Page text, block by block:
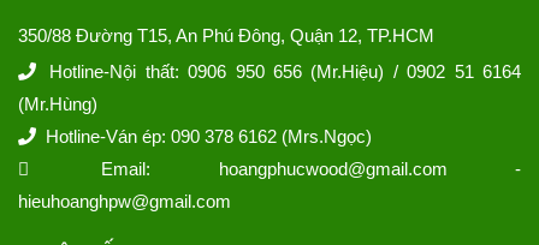
350/88 Đường T15, An Phú Đông, Quận 12, TP.HCM
Hotline-Nội thất: 0906 950 656 (Mr.Hiệu) / 0902 51 6164
(Mr.Hùng)
Hotline-Ván ép: 090 378 6162 (Mrs.Ngọc)
Email: hoangphucwood@gmail.com -
hieuhoanghpw@gmail.com